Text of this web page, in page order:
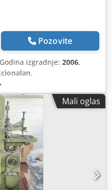
Pozovite
izgradnje: 2006,
,
Mali oglas